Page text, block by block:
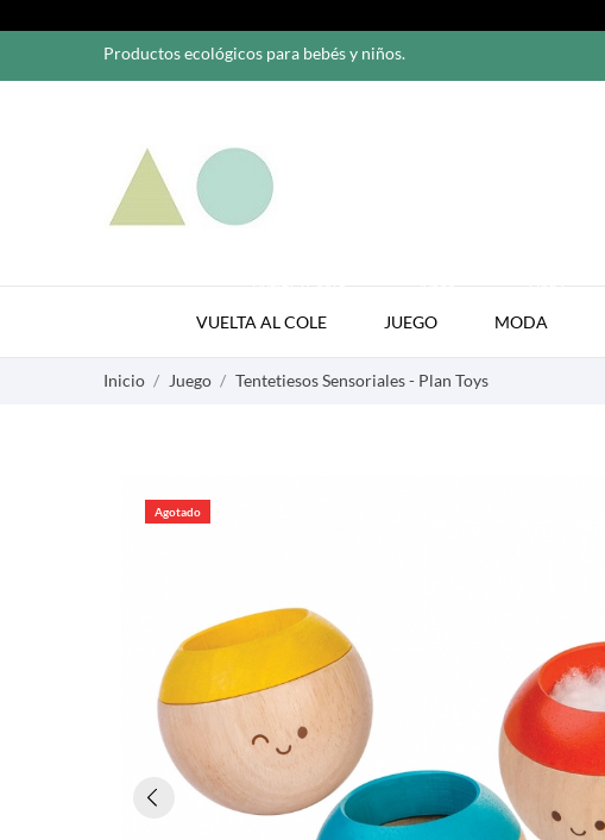
Productos ecológicos para bebés y niños.
VUELTA AL COLE JUEGO MODA
Inicio Juego Tentetiesos Sensoriales - Plan Toys
Agotado